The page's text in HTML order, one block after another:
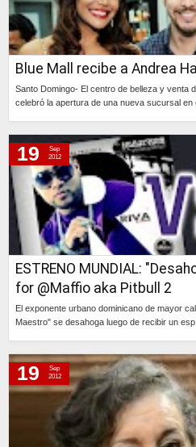
Blue Mall recibe a Andrea
Santo Domingo- El centro de belleza y venta
celebró la apertura de una nueva sucursal en
ESTRENO MUNDIAL:
for @Maffio aka Pitbull 2
El exponente urbano dominicano de mayor
Maestro" se desahoga luego de recibir un
19
Sep
2012
19
Sep
2012